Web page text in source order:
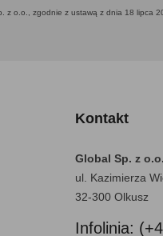
z o.o., zgodnie z ustawą z dnia 18 lipca
Kontakt
Global Sp. z o.o.
ul. Kazimierza
32-300 Olkusz
Infolinia: